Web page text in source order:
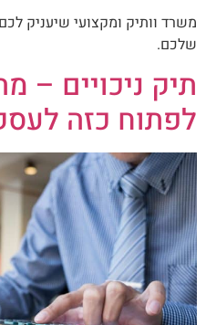
משרד וותיק ומקצועי שיעניק
שלכם.
תיק ניכויים –
לפתוח כזה